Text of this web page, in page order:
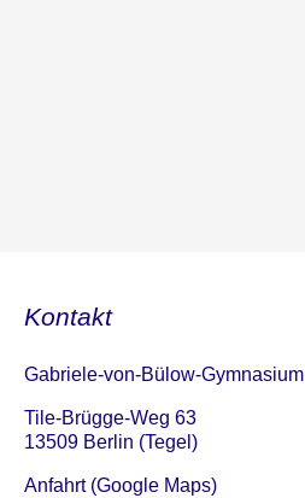
Kontakt
Gabriele-von-Bülow-Gymnasium
Tile-Brügge-Weg 63
13509 Berlin (Tegel)
Anfahrt (Google Maps)